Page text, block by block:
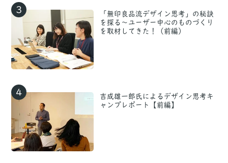
3
「無印良品流デザイン思考」の秘訣
を探る〜ユーザー中心のものづくり
を取材してきた！（前編）
4
吉成雄一郎氏によるデザイン思考キ
ャンプレポート【前編】